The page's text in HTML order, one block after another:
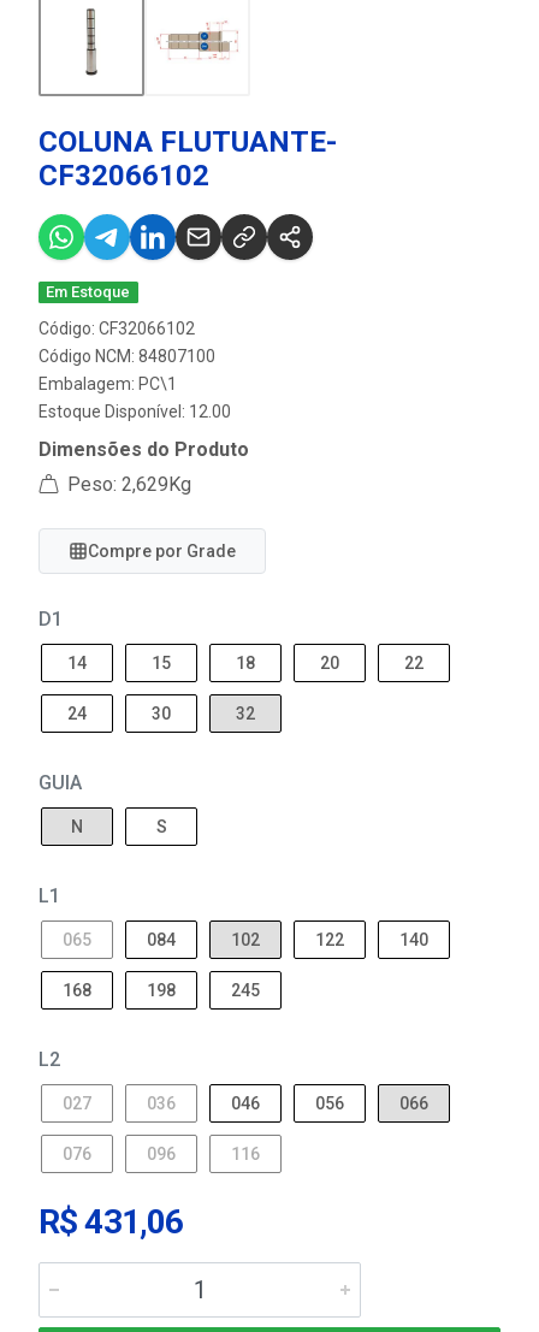
COLUNA FLUTUANTE-
CF32066102
Em Estoque
Código: CF32066102
Código NCM: 84807100
Embalagem: PC\1
Estoque Disponível: 12.00
Dimensões do Produto
Peso: 2,629Kg
Compre por Grade
D1
14 15 18 20 22
24 30 32
GUIA
N S
L1
065 084 102 122 140
168 198 245
L2
027 036 046 056 066
076 096 116
R$ 431,06